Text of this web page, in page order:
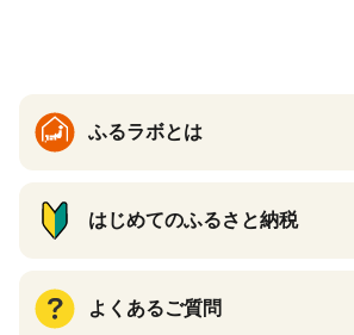
ふるラボとは
はじめてのふるさと納税
よくあるご質問